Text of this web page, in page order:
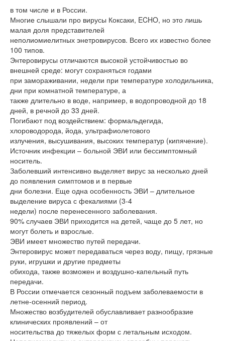
в том числе и в России.
Многие слышали про вирусы Коксаки, ECHO, но это лишь
малая доля представителей
неполиомиелитных энетровирусов. Всего их известно более
100 типов.
Энтеровирусы отличаются высокой устойчивостью во
внешней среде: могут сохраняться годами
при замораживании, недели при температуре холодильника,
дни при комнатной температуре, а
также длительно в воде, например, в водопроводной до 18
дней, в речной до 33 дней.
Погибают под воздействием: формальдегида,
хлороводорода, йода, ультрафиолетового
излучения, высушивания, высоких температур (кипячение).
Источник инфекции – больной ЭВИ или бессимптомный
носитель.
Заболевший интенсивно выделяет вирус за несколько дней
до появления симптомов и в первые
дни болезни. Еще одна особенность ЭВИ – длительное
выделение вируса с фекалиями (3-4
недели) после перенесенного заболевания.
90% случаев ЭВИ приходится на детей, чаще до 5 лет, но
могут болеть и взрослые.
ЭВИ имеет множество путей передачи.
Энтеровирус может передаваться через воду, пищу, грязные
руки, игрушки и другие предметы
обихода, также возможен и воздушно-капельный путь
передачи.
В России отмечается сезонный подъем заболеваемости в
летне-осенний период.
Множество возбудителей обуславливает разнообразие
клинических проявлений – от
носительства до тяжелых форм с летальным исходом.